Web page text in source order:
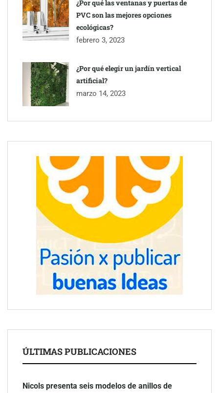
¿Por qué las ventanas y puertas de
PVC son las mejores opciones
ecológicas?
febrero 3, 2023
¿Por qué elegir un jardín vertical
artificial?
marzo 14, 2023
ÚLTIMAS PUBLICACIONES
Nicols presenta seis modelos de anillos de